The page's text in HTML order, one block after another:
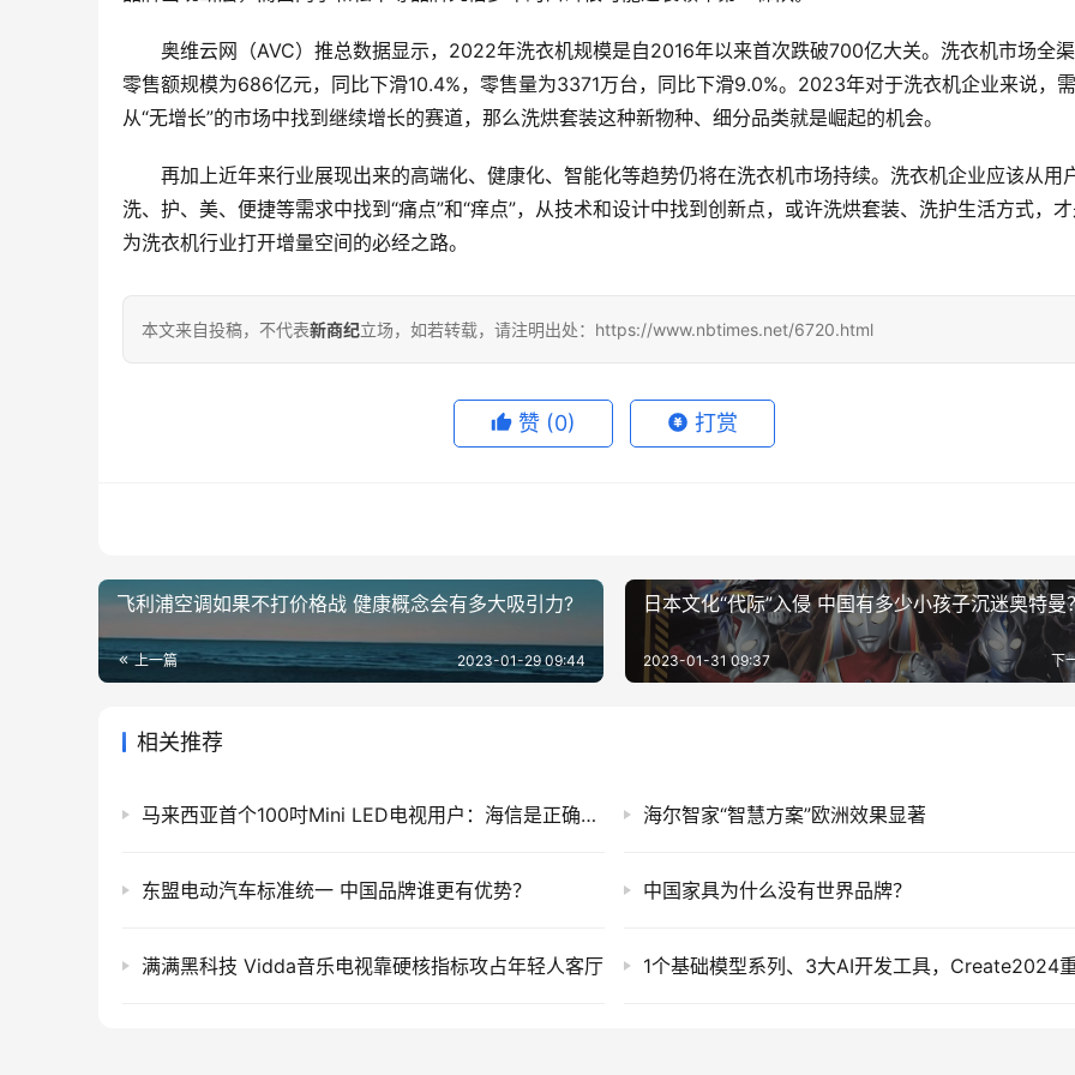
奥维云网（AVC）推总数据显示，2022年洗衣机规模是自2016年以来首次跌破700亿大关。洗衣机市场全
零售额规模为686亿元，同比下滑10.4%，零售量为3371万台，同比下滑9.0%。2023年对于洗衣机企业来说，
从“无增长”的市场中找到继续增长的赛道，那么洗烘套装这种新物种、细分品类就是崛起的机会。
再加上近年来行业展现出来的高端化、健康化、智能化等趋势仍将在洗衣机市场持续。洗衣机企业应该从用
洗、护、美、便捷等需求中找到“痛点”和“痒点”，从技术和设计中找到创新点，或许洗烘套装、洗护生活方式，
为洗衣机行业打开增量空间的必经之路。
本文来自投稿，不代表新商纪立场，如若转载，请注明出处：https://www.nbtimes.net/6720.html
赞 (0) 打赏
飞利浦空调如果不打价格战 健康概念会有多大吸引力?
上一篇 2023-01-29 09:44
日本文化“代际”入侵 中国有多少小孩子沉迷奥特曼
下
2023-01-31 09:37
相关推荐
马来西亚首个100吋Mini LED电视用户：海信是正确的选择 海尔智家“智慧方案”欧洲效果显著
东盟电动汽车标准统一 中国品牌谁更有优势？ 中国家具为什么没有世界品牌？
满满黑科技 Vidda音乐电视靠硬核指标攻占年轻人客厅